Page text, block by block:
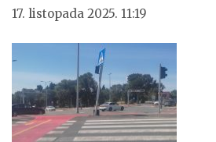
17. listopada 2025. 11:19